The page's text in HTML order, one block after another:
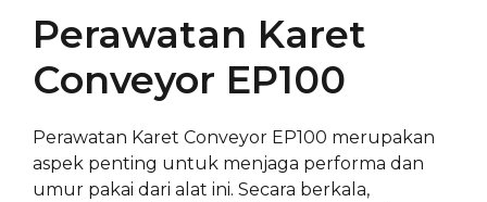
Perawatan Karet
Conveyor EP100
Perawatan Karet Conveyor EP100 merupakan
aspek penting untuk menjaga performa dan
umur pakai dari alat ini. Secara berkala,